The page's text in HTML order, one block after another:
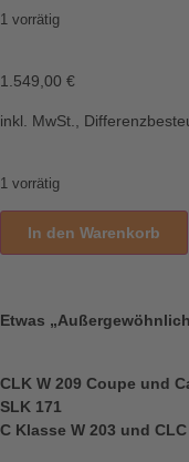
1 vorrätig
1.549,00 €
inkl. MwSt.,
1 vorrätig
In den Warenkorb
Etwas
CLK W 209 Coupe und
SLK 171
C Klasse W 203 und CLC